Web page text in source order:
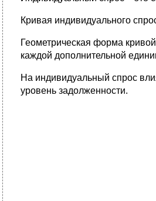
Кривая индивидуального
Геометрическая форма
каждой дополнительной
На индивидуальный спрос
уровень задолженности.